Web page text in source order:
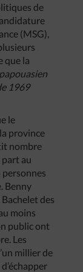
de
(MSG),
que la
1969
le
province
nombre
au
personnes
Benny
des
moins
public ont
Les
millier de